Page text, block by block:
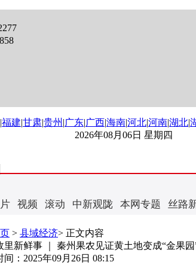
|福建|甘肃|贵州 |广东|广西|海南|河北|河南|湖北|
2026年08月06日 星期四
视频 滚动 中新观陇 本网专题 丝路
> 县域经济> 正文内容
里新鲜事 ｜ 秦州果农见证黄土地变成“金果园
间： 2025年09月26日 08:15